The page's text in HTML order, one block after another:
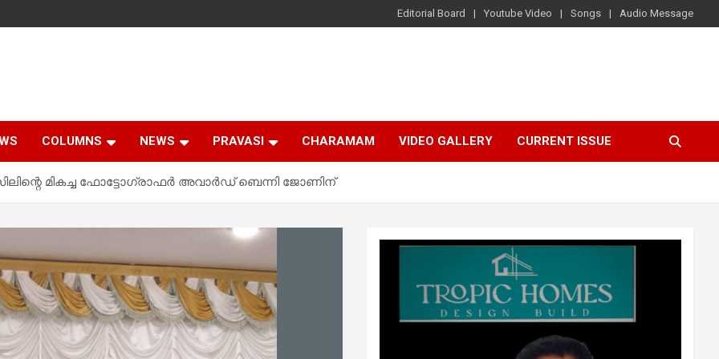
Editorial Board Youtube Video Songs Audio Message
COLUMNS NEWS PRAVASI CHARAMAM VIDEO GALLERY CURRENT ISSUE
മികച്ച ഫോട്ടോഗ്രാഫർ അവാർഡ് ബെന്നി ജോണിന്